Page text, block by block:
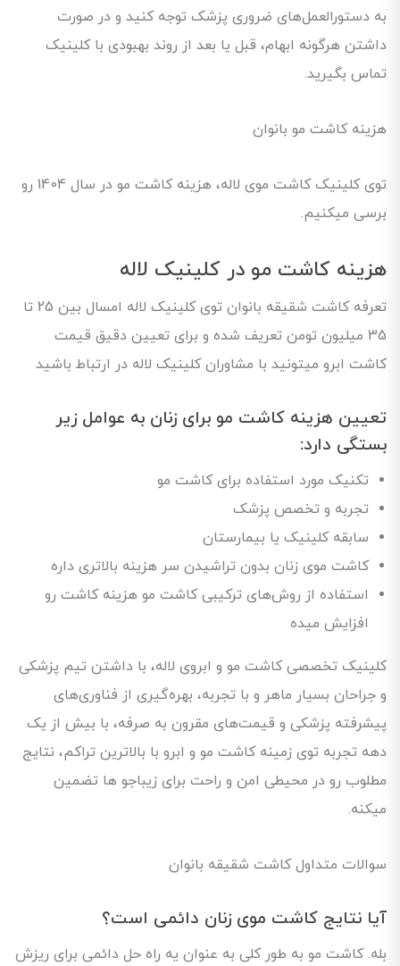
به دستورالعمل‌های ضروری پزشک توجه کنید و در صورت
داشتن هرگونه ابهام، قبل یا بعد از روند بهبودی با کلینیک
تماس بگیرید.
هزینه کاشت مو بانوان
توی کلینیک کاشت موی لاله، هزینه کاشت مو در سال 1404 رو
برسی میکنیم.
هزینه کاشت مو در کلینیک لاله
تعرفه کاشت شقیقه بانوان توی کلینیک لاله امسال بین 25 تا
35 میلیون تومن تعریف شده و برای تعیین دقیق قیمت
کاشت ابرو میتونید با مشاوران کلینیک لاله در ارتباط باشید
تعیین هزینه کاشت مو برای زنان به عوامل زیر
بستگی دارد:
تکنیک مورد استفاده برای کاشت مو
تجربه و تخصص پزشک
سابقه کلینیک یا بیمارستان
کاشت موی زنان بدون تراشیدن سر هزینه بالاتری داره
استفاده از روش‌های ترکیبی کاشت مو هزینه کاشت رو
افزایش میده
کلینیک تخصصی کاشت مو و ابروی لاله، با داشتن تیم پزشکی
و جراحان بسیار ماهر و با تجربه، بهره‌گیری از فناوری‌های
پیشرفته پزشکی و قیمت‌های مقرون به صرفه، با بیش از یک
دهه تجربه توی زمینه کاشت مو و ابرو با بالاترین تراکم، نتایج
مطلوب رو در محیطی امن و راحت برای زیباجو ها تضمین
میکنه.
سوالات متداول کاشت شقیقه بانوان
آیا نتایج کاشت موی زنان دائمی است؟
بله. کاشت مو به طور کلی به عنوان یه راه حل دائمی برای ریزش